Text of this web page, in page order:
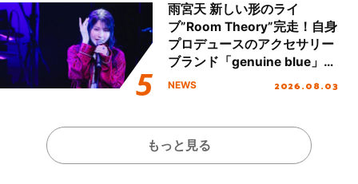
雨宮天 新しい形のライ
ブ”Room Theory”完走！自身
プロデュースのアクセサリー
ブランド「genuine blue」の
新作アクセサリー予約も開
NEWS 2026.08.03
もっと見る